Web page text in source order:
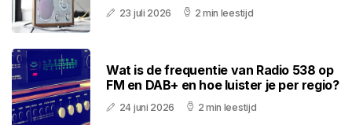
23 juli 2026 2 min leestijd
Wat is de frequentie van Radio 538 op
FM en DAB+ en hoe luister je per regio?
24 juni 2026 2 min leestijd